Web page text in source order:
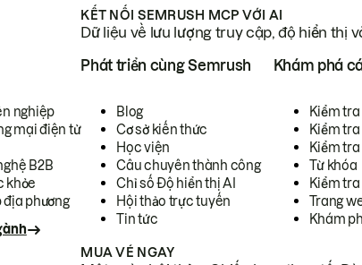
KẾT NỐI SEMRUSH MCP VỚI AI
Dữ liệu về lưu lượng truy cập, độ hiển thị
nghiệp
mại điện tử
B2B
khỏe
địa phương
Phát triển cùng Semrush
Blog
Cơ sở kiến thức
Học viện
Câu chuyên thành công
Chỉ số Độ hiển thị AI
Hội thảo trực tuyến
Tin tức
Khám phá
Kiểm
Kiểm tra
Kiểm
Từ khóa
Kiểm
Trang
Khám
MUA VÉ NGAY